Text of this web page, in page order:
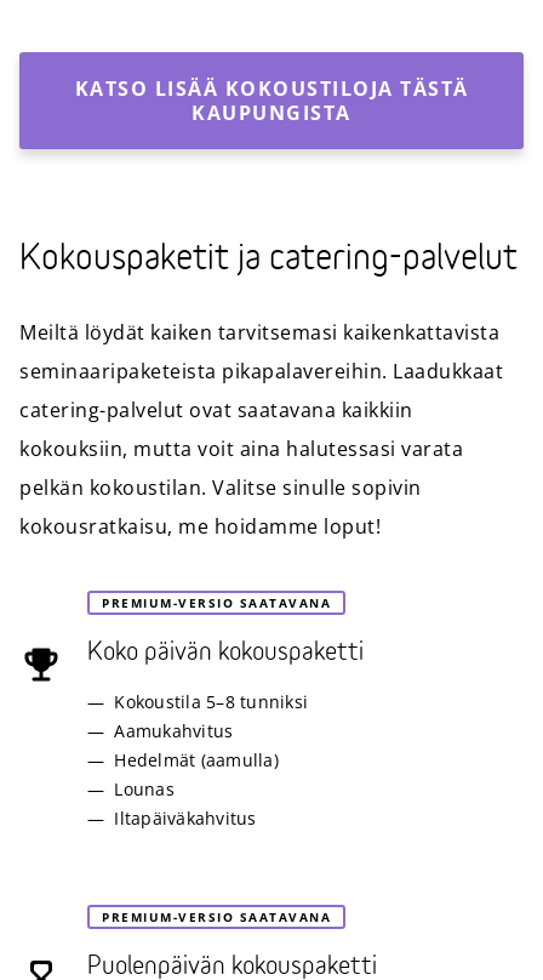
KATSO LISÄÄ KOKOUSTILOJA TÄSTÄ
KAUPUNGISTA
Kokouspaketit ja catering-palvelut
Meiltä löydät kaiken tarvitsemasi kaikenkattavista
seminaaripaketeista pikapalavereihin. Laadukkaat
catering-palvelut ovat saatavana kaikkiin
kokouksiin, mutta voit aina halutessasi varata
pelkän kokoustilan. Valitse sinulle sopivin
kokousratkaisu, me hoidamme loput!
PREMIUM-VERSIO SAATAVANA
Koko päivän kokouspaketti
Kokoustila 5–8 tunniksi
Aamukahvitus
Hedelmät (aamulla)
Lounas
Iltapäiväkahvitus
PREMIUM-VERSIO SAATAVANA
Puolenpäivän kokouspaketti